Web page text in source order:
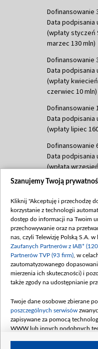
Dofinansowanie
Data podpisania
(wpłaty styczeń
marzec 130 mln)
Dofinansowanie
Data podpisania
(wpłaty
czerwiec 10 mln)
Dofinansowanie
Data podpisania
(wpłaty lipiec
Dofinansowanie
Data podpisania
(wpłata
Dofinansowanie
(wpłata
mln, listopad
Dofinansowanie
Data podpisania
(wpłata
Dofinansowanie
Data podpisania
kwiecień 180
czerwca 90 mln)
Dofinansowanie
Szanujemy Twoją
Kliknij "Akceptuję i przechodzę
korzystanie z technologii
dostęp do informacji na Twoim
przechowywanie oraz na
nas, czyli Telewizję Polską S.A. w
Zaufanych Partnerów z IAB*
Partnerów TVP (93 firm) , w
zautomatyzowanego
mierzenia ich skuteczności) i
także zgody na udostępnianie
Twoje dane osobowe zbierane
poszczególnych serwisów
zapisywane za pomocą
WWW lub innych podobnych